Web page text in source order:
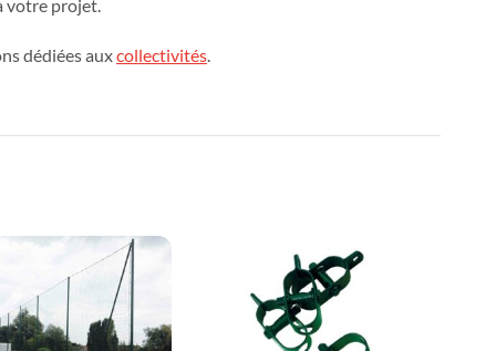
votre projet.
dédiées auxcollectivités.